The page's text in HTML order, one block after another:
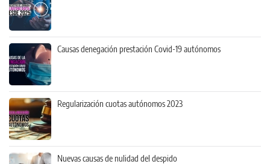
Causas denegación prestación Covid-19 autónomos
Regularización cuotas autónomos 2023
Nuevas causas de nulidad del despido